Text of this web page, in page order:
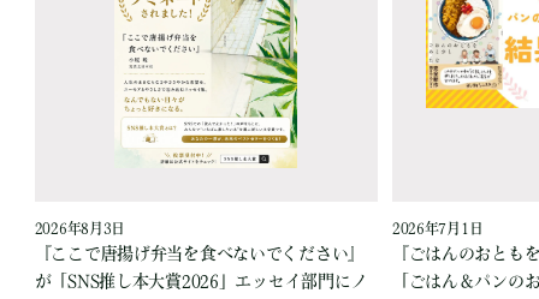
2026年8月3日
『ここで唐揚げ弁当を食べないでください』
が「SNS推し本大賞2026」エッセイ部門にノ
2026年7月1日
『ごはんのおとも
「ごはん＆パンの